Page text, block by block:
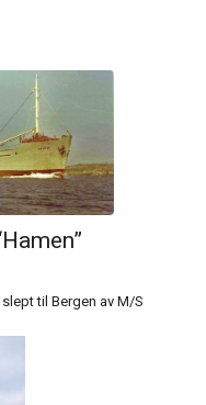
til Bergen av M/S